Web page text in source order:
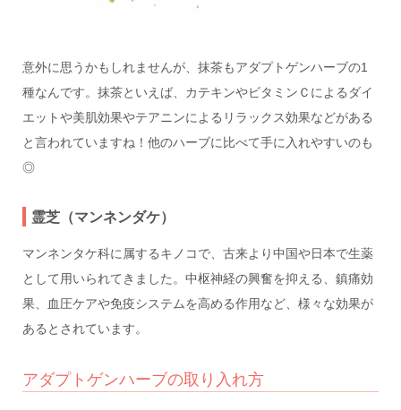
意外に思うかもしれませんが、抹茶もアダプトゲンハーブの1
種なんです。抹茶といえば、カテキンやビタミンＣによるダイ
エットや美肌効果やテアニンによるリラックス効果などがある
と言われていますね！他のハーブに比べて手に入れやすいのも
◎
霊芝（マンネンダケ）
マンネンタケ科に属するキノコで、古来より中国や日本で生薬
として用いられてきました。中枢神経の興奮を抑える、鎮痛効
果、血圧ケアや免疫システムを高める作用など、様々な効果が
あるとされています。
アダプトゲンハーブの取り入れ方